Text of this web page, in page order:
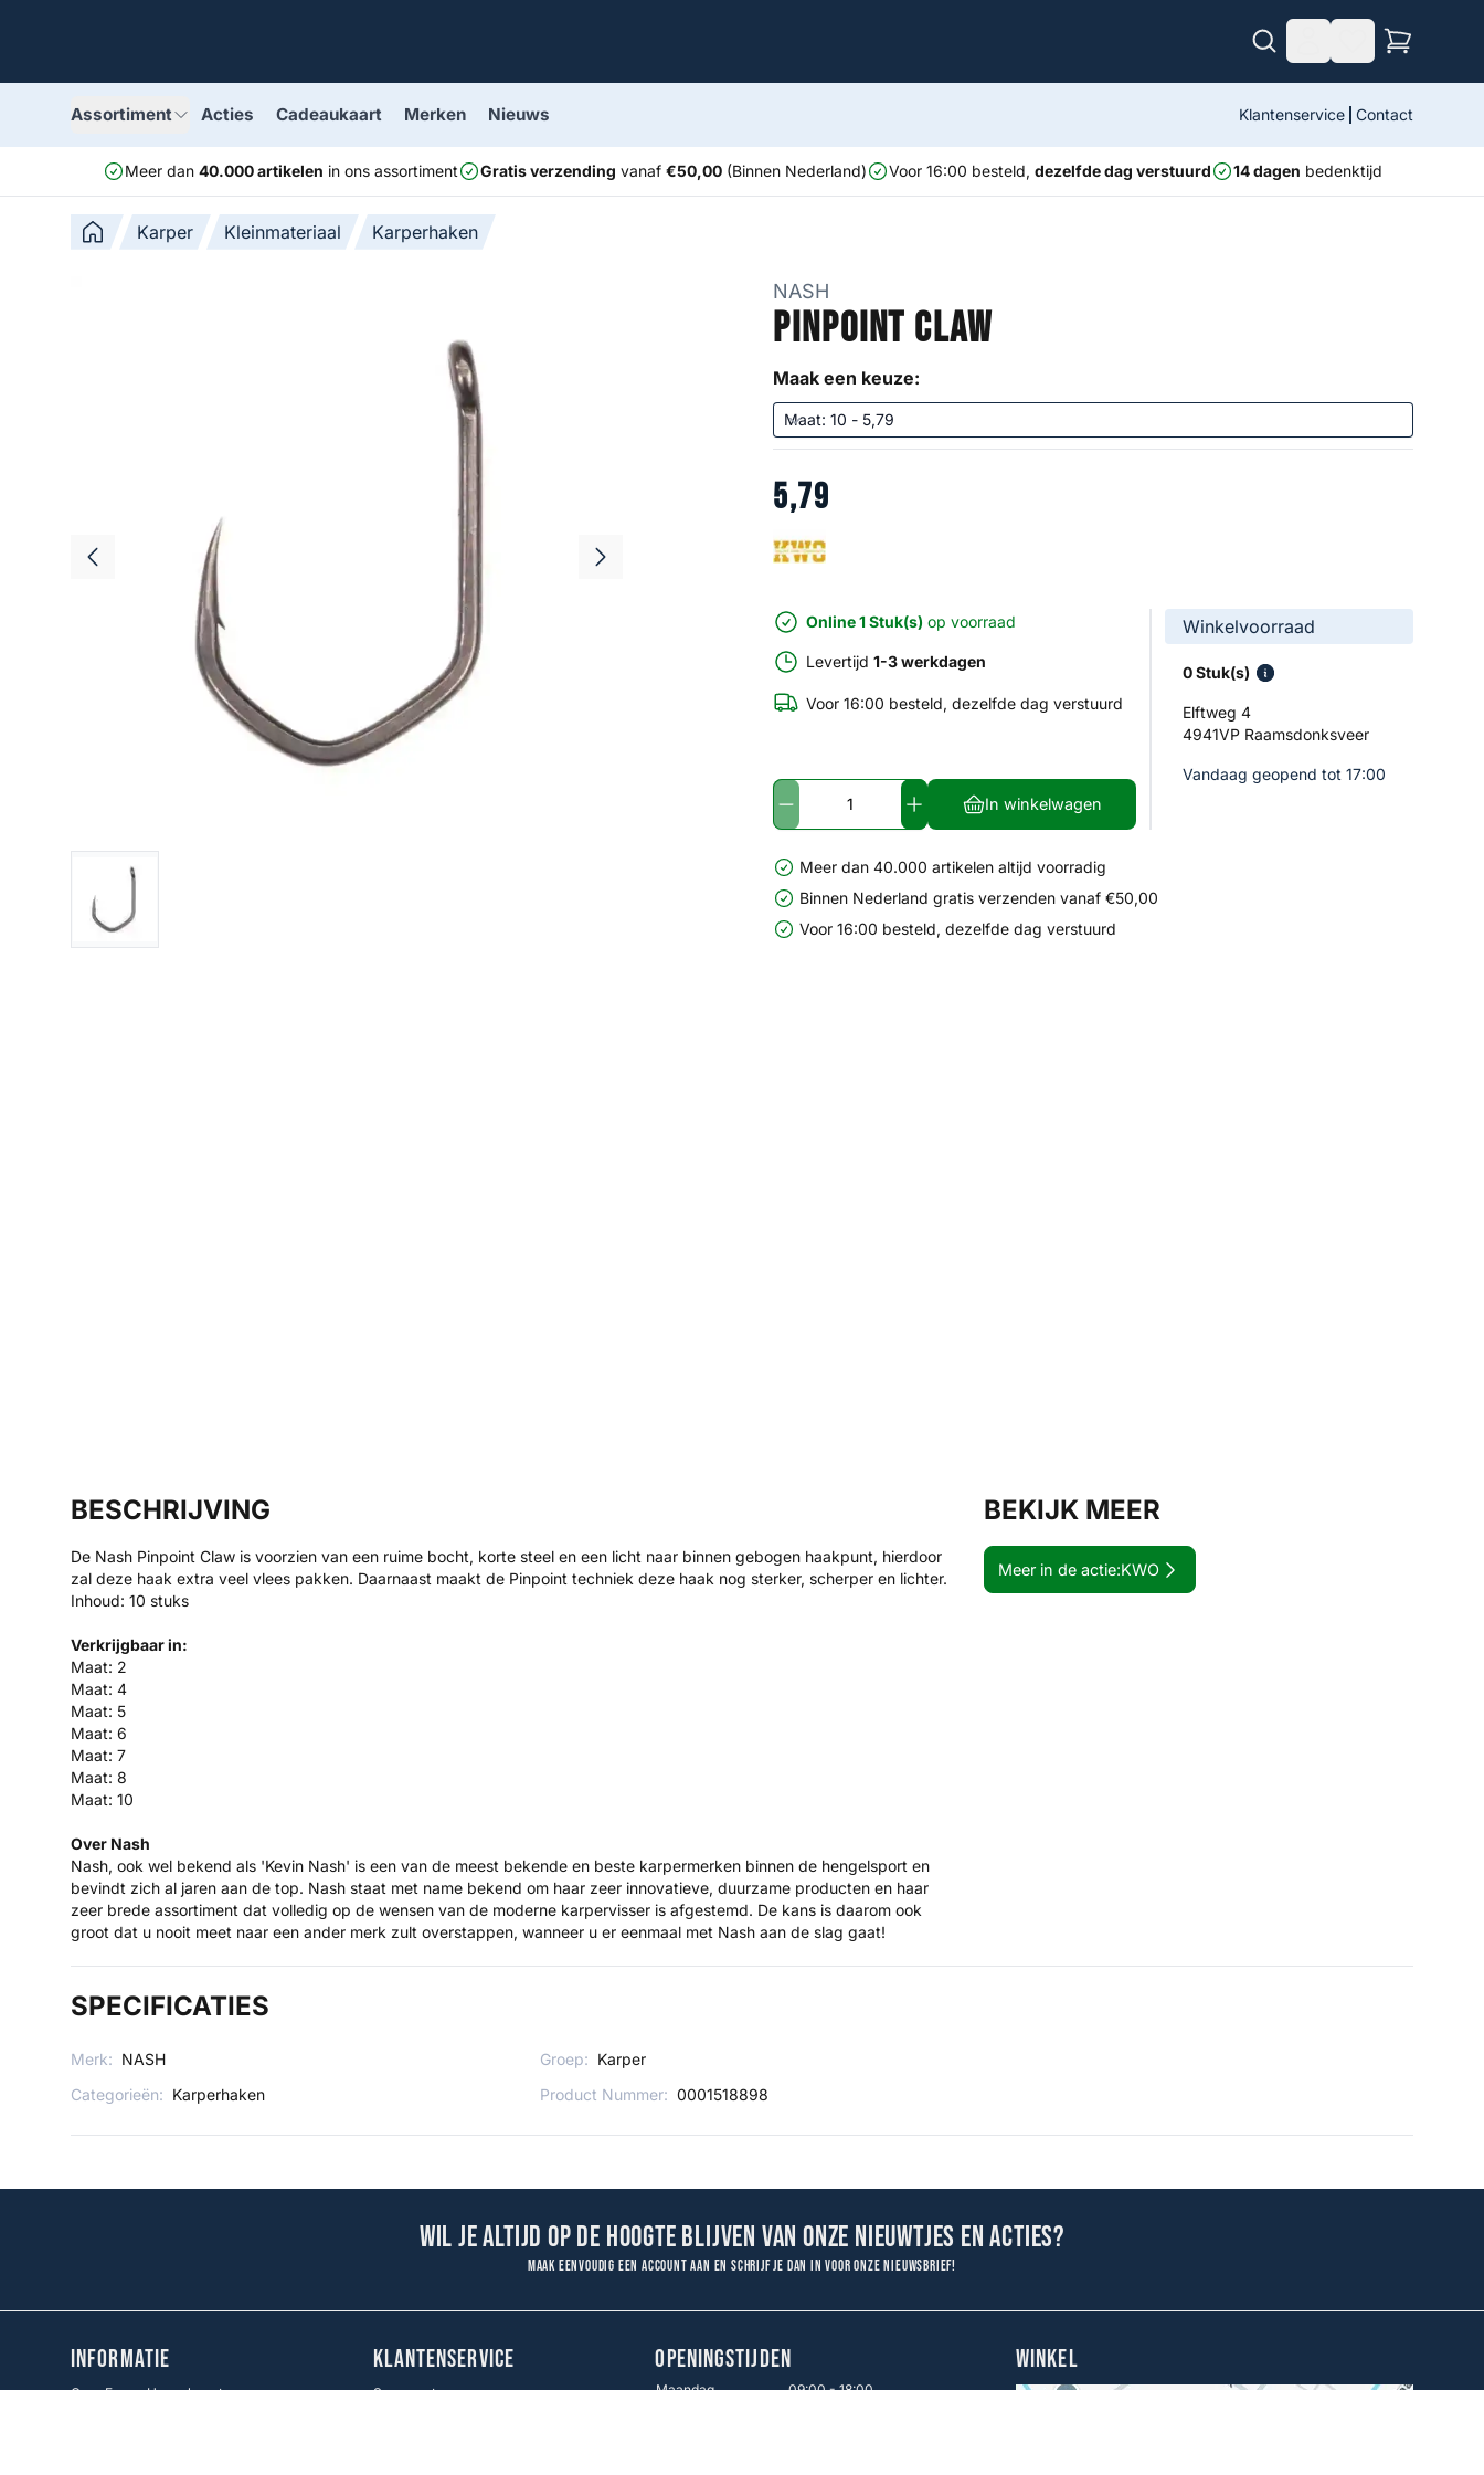
Assortiment Acties Cadeaukaart Merken Nieuws Klantenservice Contact
Meer dan 40.000 artikelen in ons assortiment Gratis verzending vanaf €50,00(Binnen Nederland) Voor 16:00 besteld, dezelfde dag verstuurd 14 dagen bedenktijd
Karper Kleinmateriaal Karperhaken
NASH
Pinpoint Claw
Maak een keuze:
5,79
Online 1 Stuk(s) op voorraad
Levertijd 1-3 werkdagen
Voor 16:00 besteld, dezelfde dag verstuurd
In winkelwagen
Winkelvoorraad
0 Stuk(s)
Elftweg 4
4941VP Raamsdonksveer
Vandaag geopend tot 17:00
Meer dan 40.000 artikelen altijd voorradig
Binnen Nederland gratis verzenden vanaf €50,00
Voor 16:00 besteld, dezelfde dag verstuurd
BEKIJK MEER
Meer in de actie:KWO
BESCHRIJVING
De Nash Pinpoint Claw is voorzien van een ruime bocht, korte steel en een licht naar binnen gebogen haakpunt, hierdoor
zal deze haak extra veel vlees pakken. Daarnaast maakt de Pinpoint techniek deze haak nog sterker, scherper en lichter.
Inhoud: 10 stuks
Verkrijgbaar in:
Maat: 2
Maat: 4
Maat: 5
Maat: 6
Maat: 7
Maat: 8
Maat: 10
Over Nash
Nash, ook wel bekend als 'Kevin Nash' is een van de meest bekende en beste karpermerken binnen de hengelsport en
bevindt zich al jaren aan de top. Nash staat met name bekend om haar zeer innovatieve, duurzame producten en haar
zeer brede assortiment dat volledig op de wensen van de moderne karpervisser is afgestemd. De kans is daarom ook
groot dat u nooit meet naar een ander merk zult overstappen, wanneer u er eenmaal met Nash aan de slag gaat!
SPECIFICATIES
Merk: NASH Groep: Karper
Categorieën: Karperhaken Product Nummer: 0001518898
Wil je altijd op de hoogte blijven van onze nieuwtjes en acties?
Maak eenvoudig een account aan en schrijf je dan in voor onze nieuwsbrief!
INFORMATIE
Over Fauna Hengelsport
KLANTENSERVICE
Spaarsysteem
OPENINGSTIJDEN
Maandag
09:00 - 18:00
WINKEL